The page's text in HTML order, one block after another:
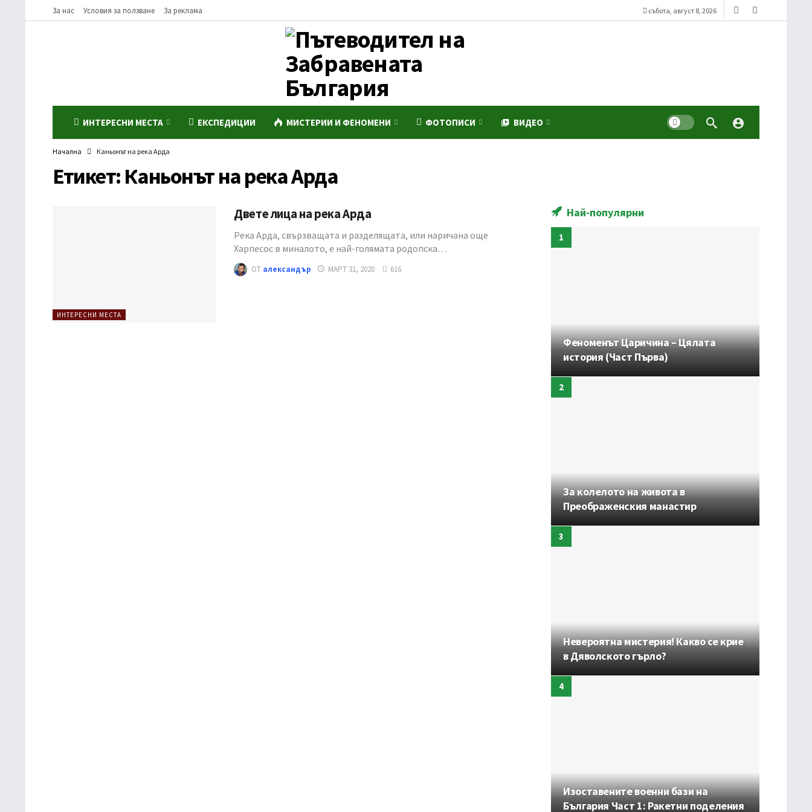
За нас Условия за ползване За реклама събота, август 8, 2026
ИНТЕРЕСНИ МЕСТА ЕКСПЕДИЦИИ МИСТЕРИИ И ФЕНОМЕНИ ФОТОПИСИ ВИДЕО Dark mode
Начална Каньонът на река Арда
Етикет: Каньонът на река Арда
ИНТЕРЕСНИ МЕСТА
Двете лица на река Арда
Река Арда, свързващата и разделящата, или наричана още
Харпесос в миналото, е най-голямата родопска…
ОТ александър МАРТ 31, 2020 616
Най-популярни
Феноменът Царичина – Цялата
история (Част Първа)
За колелото на живота в
Преображенския манастир
Невероятна мистерия! Какво се крие
в Дяволското гърло?
Изоставените военни бази на
България Част 1: Ракетни поделения